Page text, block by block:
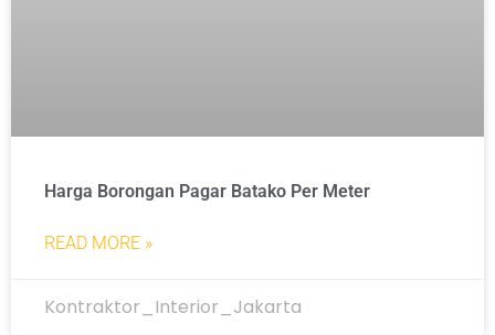
Harga Borongan Pagar Batako Per Meter
READ MORE »
Kontraktor_Interior_Jakarta